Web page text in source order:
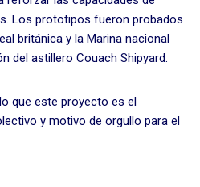
Los prototipos fueron probados
británica y la Marina nacional
del astillero Couach Shipyard.
que este proyecto es el
y motivo de orgullo para el